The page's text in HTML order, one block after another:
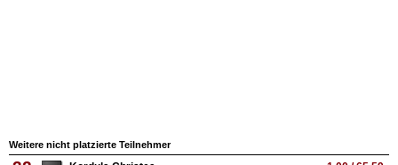
Weitere nicht platzierte Teilnehmer